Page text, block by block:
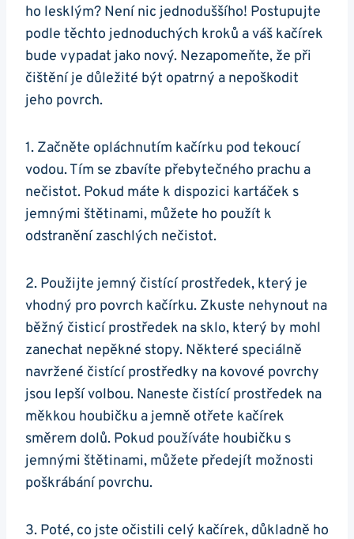
ho lesklým? Není nic jednoduššího! Postupujte⁤
podle ​těchto jednoduchých kroků a váš kačírek
bude vypadat​ jako nový. Nezapomeňte,⁤ že ⁢při
čištění je​ důležité být‍ opatrný a nepoškodit
jeho povrch.
1. Začněte opláchnutím⁤ kačírku pod tekoucí
vodou.⁢ Tím se zbavíte přebytečného prachu a
nečistot. Pokud‌ máte k dispozici kartáček s
jemnými štětinami, ‌můžete ho použít k
⁣odstranění zaschlých nečistot.
2. ⁣Použijte jemný ‍čistící prostředek, který je
vhodný ⁢pro povrch kačírku. Zkuste nehynout ⁢na
běžný čisticí‍ prostředek na ⁢sklo, který by mohl
zanechat nepěkné stopy. Některé speciálně
navržené čistící​ prostředky na kovové ‍povrchy
jsou lepší volbou. Naneste‌ čistící prostředek na
měkkou houbičku a jemně otřete kačírek
směrem dolů. Pokud používáte houbičku s
jemnými štětinami, můžete předejít možnosti
poškrábání⁣ povrchu.
3. Poté, co jste očistili celý kačírek, důkladně ho